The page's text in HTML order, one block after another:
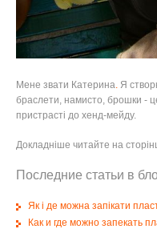
Мене звати Катерина Я
браслети, намисто, брошки -
пристрасті до хенд-мейду.
Докладніше читайте на
Последние статьи в
Як і де можна запікати
Как и где можно запекать